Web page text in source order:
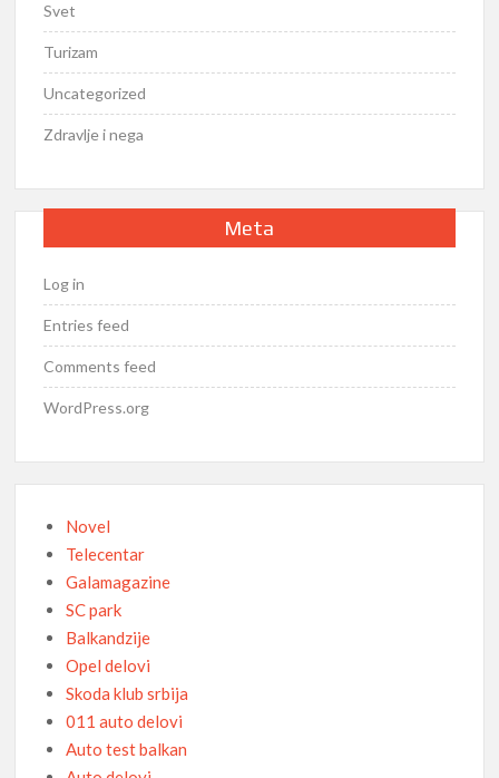
Svet
Turizam
Uncategorized
Zdravlje i nega
Meta
Log in
Entries feed
Comments feed
WordPress.org
Novel
Telecentar
Galamagazine
SC park
Balkandzije
Opel delovi
Skoda klub srbija
011 auto delovi
Auto test balkan